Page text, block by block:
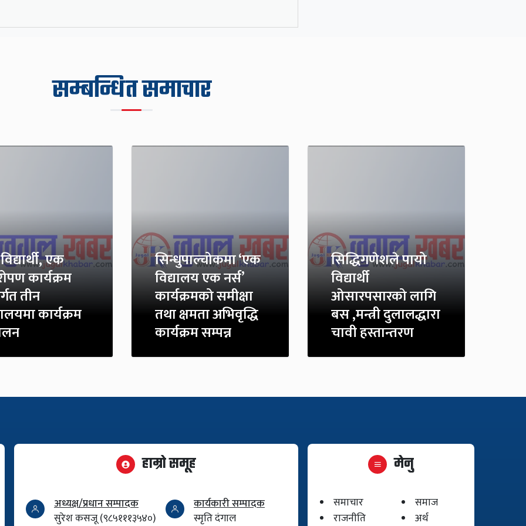
सम्बन्धित समाचार
एक
कार्यक्रम
तीन
कार्यक्रम
सिन्धुपाल्चोकमा ‘एक
विद्यालय एक नर्स’
कार्यक्रमको समीक्षा
तथा क्षमता अभिवृद्धि
कार्यक्रम सम्पन्न
सिद्धिगणेशले पायो
विद्यार्थी
ओसारपसारको लागि
बस ,मन्त्री दुलालद्धारा
चावी हस्तान्तरण
हाम्रो समूह
अध्यक्ष/प्रधान सम्पादक
सुरेश कसजू (९८५१११३५४०)
कार्यकारी सम्पादक
स्मृति दंगाल
मेनु
समाचार
समाज
राजनीति
अर्थ